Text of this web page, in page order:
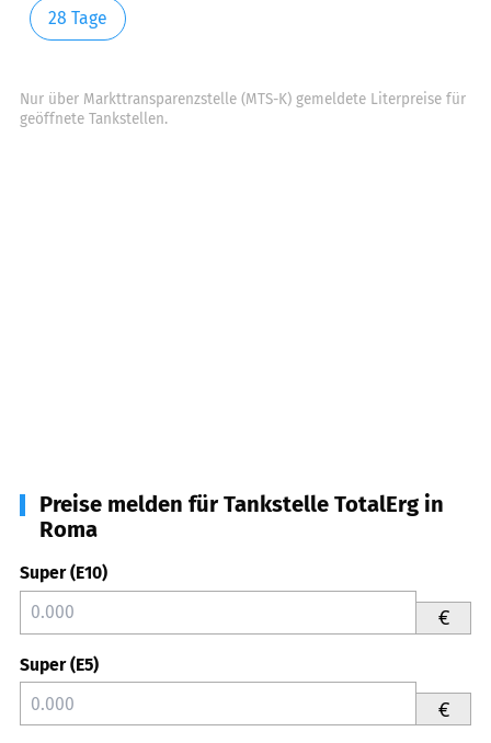
28 Tage
Nur über Markttransparenzstelle (MTS-K) gemeldete Literpreise für
geöffnete Tankstellen.
Preise melden für Tankstelle TotalErg in
Roma
Super (E10)
€
Super (E5)
€